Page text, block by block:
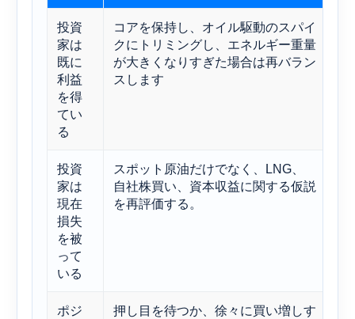
投資
家は
既に
利益
を得
てい
る
コアを保持し、オイル駆動のスパイ
クにトリミングし、エネルギー重量
が大きくなりすぎた場合は再バラン
スします
投資
家は
現在
損失
を被
って
いる
スポット原油だけでなく、LNG、
自社株買い、資本収益に関する仮説
を再評価する。
ポジ
押し目を待つか、徐々に買い増しす